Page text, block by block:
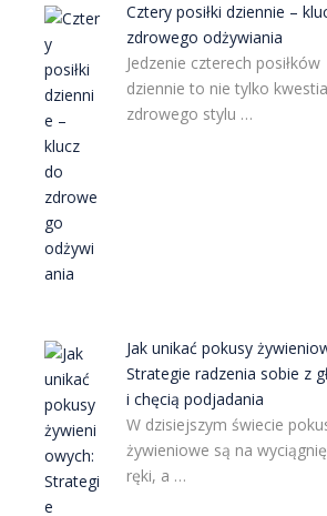
Cztery posiłki dziennie –
zdrowego odżywiania
Jedzenie czterech posiłków
dziennie to nie tylko kwestia
zdrowego stylu …
Jak unikać pokusy
Strategie radzenia sobie z
i chęcią podjadania
W dzisiejszym świecie
żywieniowe są na
ręki, a …